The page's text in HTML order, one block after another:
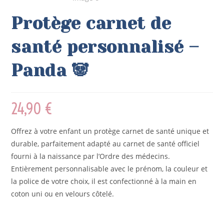
Protège carnet de
santé personnalisé –
Panda 🐼
24,90 €
Offrez à votre enfant un protège carnet de santé unique et
durable, parfaitement adapté au carnet de santé officiel
fourni à la naissance par l’Ordre des médecins.
Entièrement personnalisable avec le prénom, la couleur et
la police de votre choix, il est confectionné à la main en
coton uni ou en velours côtelé.